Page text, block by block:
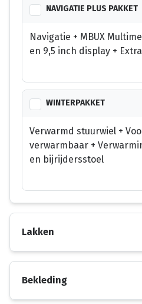
NAVIGATIE PLUS PAKKET
Navigatie + MBUX
en 9,5 inch display +
WINTERPAKKET
Verwarmd stuurwiel +
verwarmbaar +
en bijrijdersstoel
Lakken
Bekleding